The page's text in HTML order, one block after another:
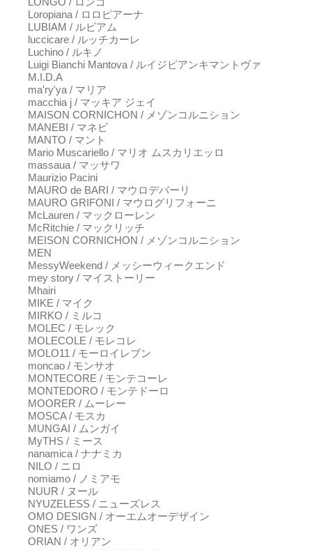
Loropiana / ロロピアーナ
LUBIAM / ルビアム
luccicare / ルッチカーレ
Luchino / ルキノ
Luigi Bianchi Mantova / ルイジビアンキマントヴァ
M.I.D.A
ma'ry'ya / マリア
macchia j / マッキア ジェイ
MAISON CORNICHON / メゾンコルニション
MANEBI / マネビ
MANTO / マント
Mario Muscariello / マリオ ムスカリエッロ
massaua / マッサワ
Maurizio Pacini
MAURO de BARI / マウロデバーリ
MAURO GRIFONI / マウログリフォーニ
McLauren / マックローレン
McRitchie / マックリッチ
MEISON CORNICHON / メゾンコルニション
MEN
MessyWeekend / メッシーウィークエンド
mey story / マイストーリー
Mhairi
MIKE / マイク
MIRKO / ミルコ
MOLEC / モレック
MOLECOLE / モレコレ
MOLO11 / モーロイレブン
moncao / モンサオ
MONTECORE / モンテコーレ
MONTEDORO / モンテドーロ
MOORER / ムーレー
MOSCA / モスカ
MUNGAI / ムンガイ
MyTHS / ミース
nanamica / ナナミカ
NILO / ニロ
nomiamo / ノミアモ
NUUR / ヌール
NYUZELESS / ニューズレス
OMO DESIGN / オーエムオーデザイン
ONES / ワンズ
ORIAN / オリアン